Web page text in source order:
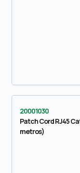
20001030
Patch Cord RJ45
metros)